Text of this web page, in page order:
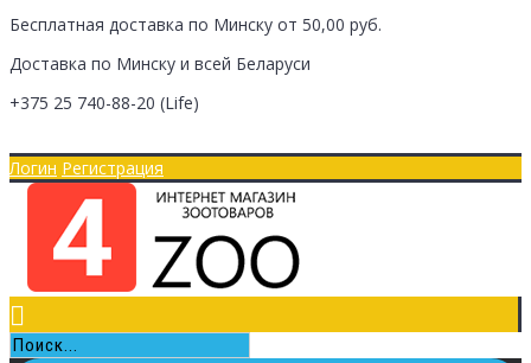
Бесплатная доставка по Минску от 50,00 руб.
Доставка по Минску и всей Беларуси
+375 25 740-88-20 (Life)
Логин Регистрация